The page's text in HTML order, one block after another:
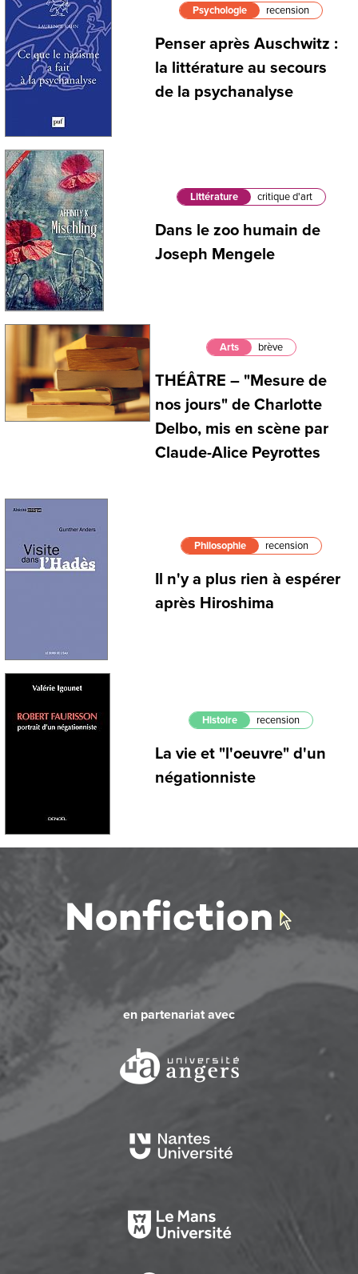
Psychologie recension
Penser après Auschwitz :
la littérature au secours
de la psychanalyse
Littérature critique d'art
Dans le zoo humain de
Joseph Mengele
Arts brève
THÉÂTRE – "Mesure de
nos jours" de Charlotte
Delbo, mis en scène par
Claude-Alice Peyrottes
Philosophie recension
Il n'y a plus rien à espérer
après Hiroshima
Histoire recension
La vie et "l'oeuvre" d'un
négationniste
en partenariat avec